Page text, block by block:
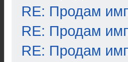
RE: Продам
RE: Продам
RE: Продам